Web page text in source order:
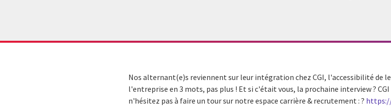
Nos alternant(e)s reviennent sur leur intégration chez CGI, l'accessibilité de
l'entreprise en 3 mots, pas plus ! Et si c'était vous, la prochaine interview ?
n'hésitez pas à faire un tour sur notre espace carrière & recrutement : ?